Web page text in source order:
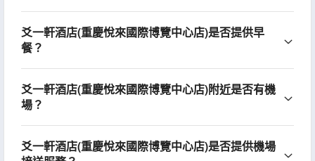
爻一軒酒店(重慶悅來國際博覽中心店)是否提供早
餐？
爻一軒酒店(重慶悅來國際博覽中心店)附近是否有機
場？
爻一軒酒店(重慶悅來國際博覽中心店)是否提供機場